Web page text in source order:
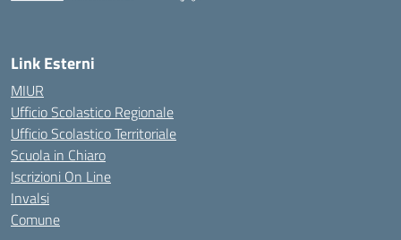
Link Esterni
MIUR
Ufficio Scolastico Regionale
Ufficio Scolastico Territoriale
Scuola in Chiaro
Iscrizioni On Line
Invalsi
Comune